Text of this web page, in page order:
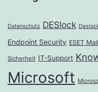
Datenschutz DESlock
Endpoint Security ESET
Sicherheit IT-Support
Microsoft